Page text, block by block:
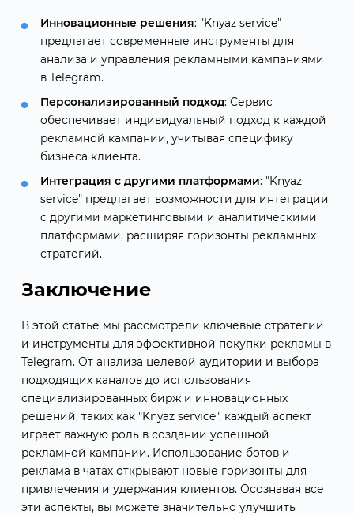
Инновационные решения: "Knyaz service"
предлагает современные инструменты для
анализа и управления рекламными кампаниями
в Telegram.
Персонализированный подход: Сервис
обеспечивает индивидуальный подход к каждой
рекламной кампании, учитывая специфику
бизнеса клиента.
Интеграция с другими платформами: "Knyaz
service" предлагает возможности для интеграции
с другими маркетинговыми и аналитическими
платформами, расширяя горизонты рекламных
стратегий.
Заключение
В этой статье мы рассмотрели ключевые стратегии
и инструменты для эффективной покупки рекламы в
Telegram. От анализа целевой аудитории и выбора
подходящих каналов до использования
специализированных бирж и инновационных
решений, таких как "Knyaz service", каждый аспект
играет важную роль в создании успешной
рекламной кампании. Использование ботов и
реклама в чатах открывают новые горизонты для
привлечения и удержания клиентов. Осознавая все
эти аспекты, вы можете значительно улучшить